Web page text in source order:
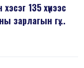
135 хүнээс
зарлагын гү...